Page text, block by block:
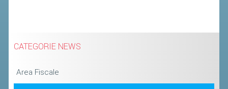
CATEGORIE NEWS
Area Fiscale